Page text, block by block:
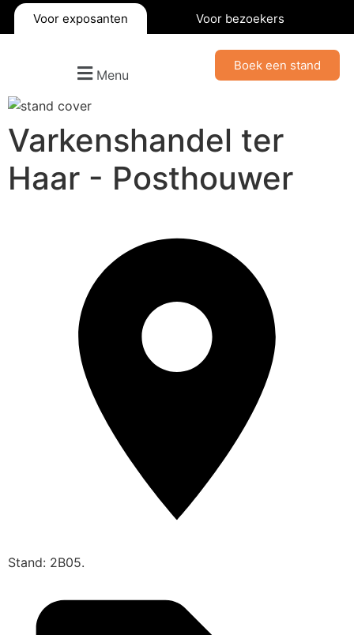
Voor exposanten Voor bezoekers
Menu
Boek een stand
Varkenshandel ter
Haar - Posthouwer
Stand: 2B05.